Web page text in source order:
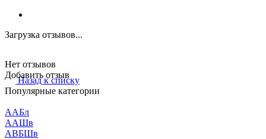
Загрузка отзывов...
Нет отзывов
Добавить отзыв
Назад к списку
Популярные категории
ААБл
ААШв
АВБШв